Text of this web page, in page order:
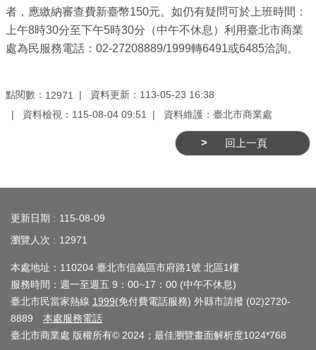
紹
業
務
訊
線
司
及
商
業
登
記
服
者，應繳納審查費新臺幣150元。如仍有疑問可於上班時間：
上午8時30分至下午5時30分（中午不休息）利用臺北市商業
處為民服務電話：02-27208889/1999轉6491或6485洽詢。
點閱數： 12971
資料更新：113-05-23 16:38
資料檢視：115-08-04 09:51
資料維護：臺北市商業處
回上一頁
更新日期
115-08-09
瀏覽人次
12971
本處地址：110204 臺北市信義區市府路1號 北區1樓
服務時間：週一至週五 9：00~17：00 (中午不休息)
臺北市民當家熱線 1999(免付費電話服務) 外縣市請撥 (02)2720-
8889 本處服務電話
臺北市商業處 版權所有© 2024；最佳瀏覽畫面解析度1024*768